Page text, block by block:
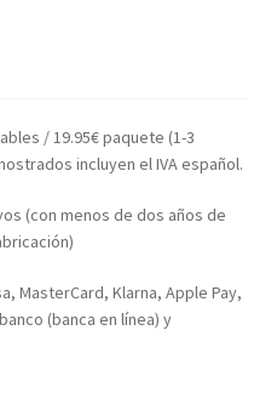
/ 19.95€ paquete (1-3
incluyen el IVA español.
(con menos de dos años de
MasterCard, Klarna, Apple Pay,
(banca en línea) y